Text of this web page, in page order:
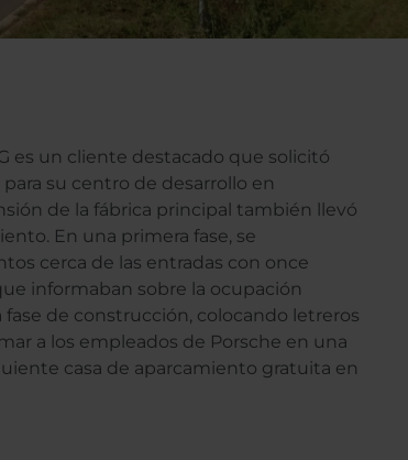
es un cliente destacado que solicitó
su centro de desarrollo en
de la fábrica principal también llevó
En una primera fase, se
cerca de las entradas con once
informaban sobre la ocupación
de construcción, colocando letreros
a los empleados de Porsche en una
casa de aparcamiento gratuita en